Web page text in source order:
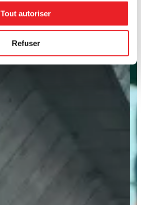
Tout autoriser
Refuser